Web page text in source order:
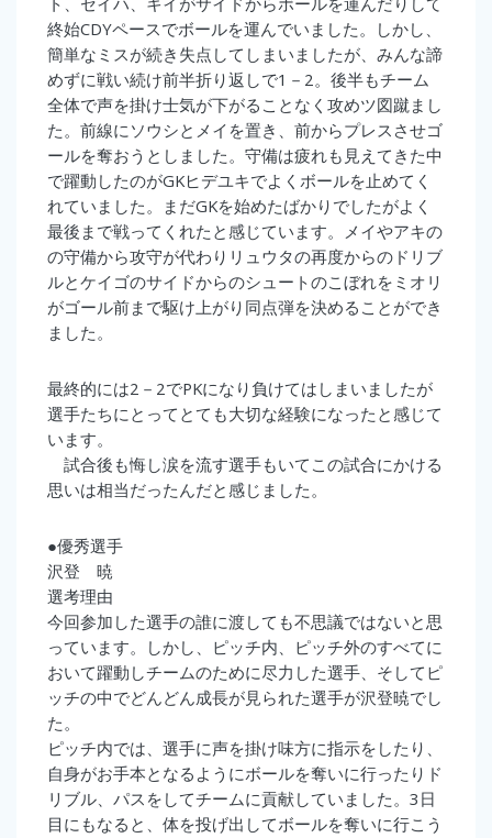
終始CDYペースでボールを運んでいました。しかし、
簡単なミスが続き失点してしまいましたが、みんな諦
めずに戦い続け前半折り返しで1－2。後半もチーム
全体で声を掛け士気が下がることなく攻めツ図蹴まし
た。前線にソウシとメイを置き、前からプレスさせゴ
ールを奪おうとしました。守備は疲れも見えてきた中
で躍動したのがGKヒデユキでよくボールを止めてく
れていました。まだGKを始めたばかりでしたがよく
最後まで戦ってくれたと感じています。メイやアキの
の守備から攻守が代わりリュウタの再度からのドリブ
ルとケイゴのサイドからのシュートのこぼれをミオリ
がゴール前まで駆け上がり同点弾を決めることができ
ました。
最終的には2－2でPKになり負けてはしまいましたが
選手たちにとってとても大切な経験になったと感じて
います。
試合後も悔し涙を流す選手もいてこの試合にかける
思いは相当だったんだと感じました。
●優秀選手
沢登 暁
選考理由
今回参加した選手の誰に渡しても不思議ではないと思
っています。しかし、ピッチ内、ピッチ外のすべてに
おいて躍動しチームのために尽力した選手、そしてピ
ッチの中でどんどん成長が見られた選手が沢登暁でし
た。
ピッチ内では、選手に声を掛け味方に指示をしたり、
自身がお手本となるようにボールを奪いに行ったりド
リブル、パスをしてチームに貢献していました。3日
目にもなると、体を投げ出してボールを奪いに行こう